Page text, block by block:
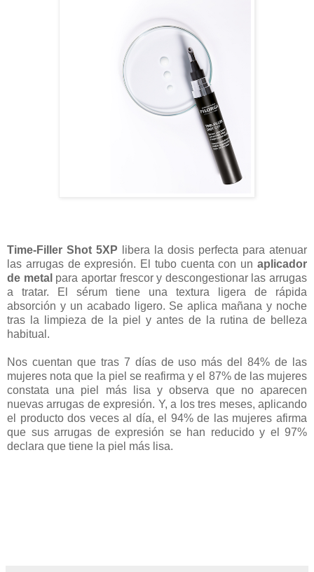
Time-Filler Shot 5XP
libera la dosis perfecta para atenuar
las arrugas de expresión. El tubo cuenta con un aplicador
de metal para aportar frescor y descongestionar las arrugas
a tratar. El sérum tiene una textura ligera de rápida
absorción y un acabado ligero. Se aplica mañana y noche
tras la limpieza de la piel y antes de la rutina de belleza
habitual.
Nos cuentan que tras 7 días de uso más del 84% de las
mujeres nota que la piel se reafirma y el 87% de las mujeres
constata una piel más lisa y observa que no aparecen
nuevas arrugas de expresión. Y, a los tres meses, aplicando
el producto dos veces al día, el 94% de las mujeres afirma
que sus arrugas de expresión se han reducido y el 97%
declara que tiene la piel más lisa.